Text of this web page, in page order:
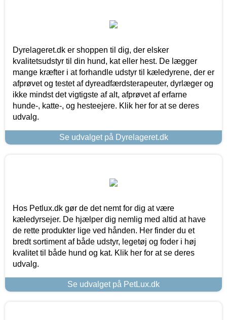
Dyrelageret.dk er shoppen til dig, der elsker
kvalitetsudstyr til din hund, kat eller hest. De lægger
mange kræfter i at forhandle udstyr til kæledyrene, der er
afprøvet og testet af dyreadfærdsterapeuter, dyrlæger og
ikke mindst det vigtigste af alt, afprøvet af erfarne
hunde-, katte-, og hesteejere. Klik her for at se deres
udvalg.
Se udvalget på Dyrelageret.dk
Hos Petlux.dk gør de det nemt for dig at være
kæledyrsejer. De hjælper dig nemlig med altid at have
de rette produkter lige ved hånden. Her finder du et
bredt sortiment af både udstyr, legetøj og foder i høj
kvalitet til både hund og kat. Klik her for at se deres
udvalg.
Se udvalget på PetLux.dk